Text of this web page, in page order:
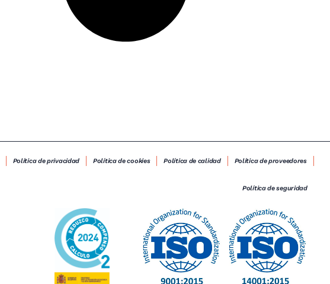
Política de privacidad Política de cookies Política de calidad Política de proveedores
Política de seguridad